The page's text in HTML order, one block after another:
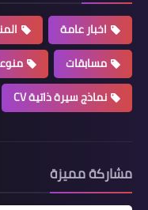
اخبار عامة
مسابقات
نماذج سيرة ذاتية CV
مشاركة مميزة